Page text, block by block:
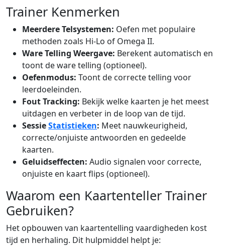
Trainer Kenmerken
Meerdere Telsystemen: Oefen met populaire
methoden zoals Hi-Lo of Omega II.
Ware Telling Weergave: Berekent automatisch en
toont de ware telling (optioneel).
Oefenmodus: Toont de correcte telling voor
leerdoeleinden.
Fout Tracking: Bekijk welke kaarten je het meest
uitdagen en verbeter in de loop van de tijd.
SessieStatistieken: Meet nauwkeurigheid,
correcte/onjuiste antwoorden en gedeelde
kaarten.
Geluidseffecten: Audio signalen voor correcte,
onjuiste en kaart flips (optioneel).
Waarom een Kaartenteller Trainer
Gebruiken?
Het opbouwen van kaartentelling vaardigheden kost
tijd en herhaling. Dit hulpmiddel helpt je: